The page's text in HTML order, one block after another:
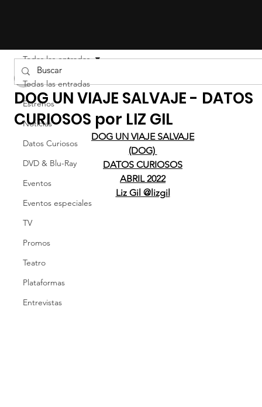
Todas las entradas
Estrenos
Noticias
Datos Curiosos
DVD & Blu-Ray
Eventos
Eventos especiales
TV
Promos
Teatro
Plataformas
Entrevistas
Todas las entradas
DOG UN VIAJE SALVAJE - DATOS
CURIOSOS por LIZ GIL
DOG UN VIAJE SALVAJE
(DOG)
DATOS CURIOSOS
ABRIL 2022
Liz Gil @lizgil